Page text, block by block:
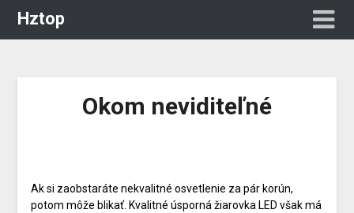
Hztop
Okom neviditeľné
Ak si zaobstaráte nekvalitné osvetlenie za pár korún,
potom môže blikať. Kvalitné úsporná žiarovka LED však má